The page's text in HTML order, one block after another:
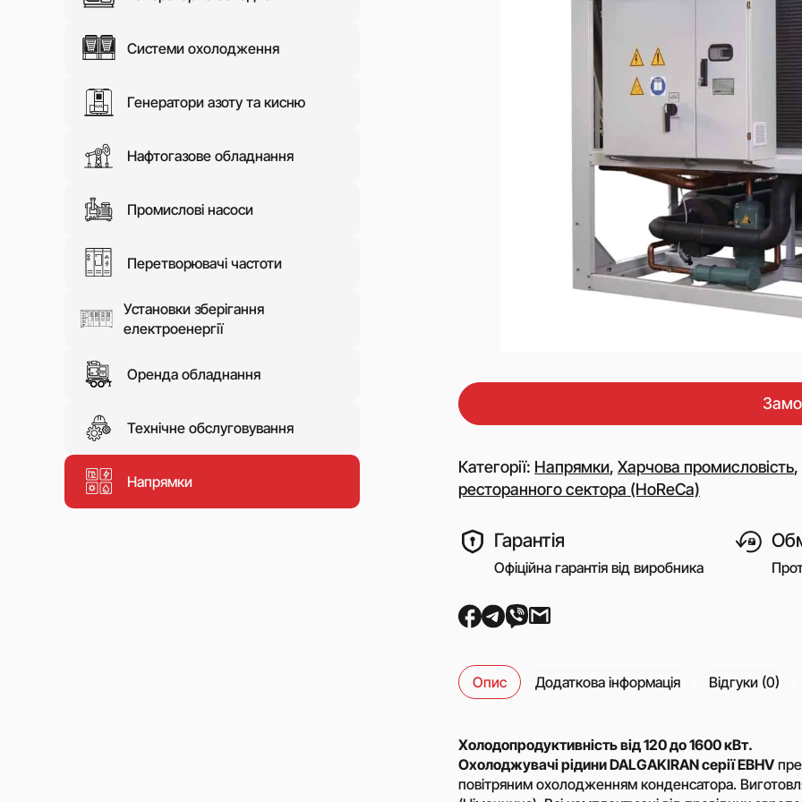
Технічне обслуговування
Пересувні
дизельним
Дизельні
DALGAKIRAN
Дизельні
Cummins Power
Газові генератори
DALGAKIRAN
Мініелектростанції
Освітлювальні вежі
Генератори азоту
Дожимні (бустерні)
компресори
Пересувна азотна
компресорна
Компресори 6SGI
Системи охолодження
Генератори азоту та кисню
Нафтогазове обладнання
Промислові насоси
Перетворювачі частоти
Установки зберігання
електроенергії
Оренда обладнання
Технічне обслуговування
Напрямки
Категорії: Напрямки, Харчова промисловість,
ресторанного сектора (HoReCa)
Гарантія
Офіційна гарантія від виробника
Опис Додаткова інформація Відгуки (0)
Холодопродуктивність від 120 до 1600 кВт.
Охолоджувачі рідини DALGAKIRAN серії EBHV
повітряним охолодженням конденсатора.